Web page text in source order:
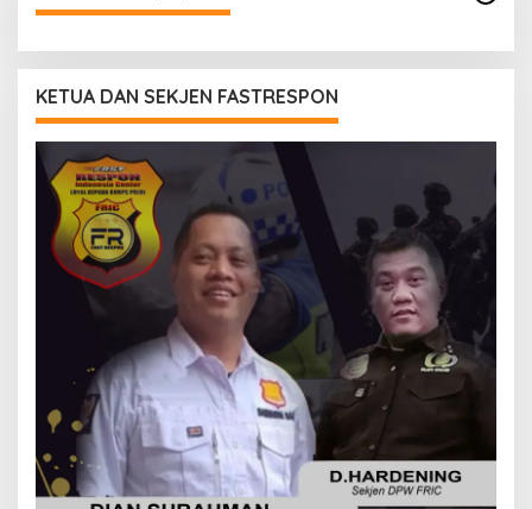
KETUA DAN SEKJEN FASTRESPON